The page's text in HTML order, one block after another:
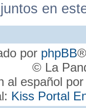
en
por phpBB
© La
al español
Kiss Portal